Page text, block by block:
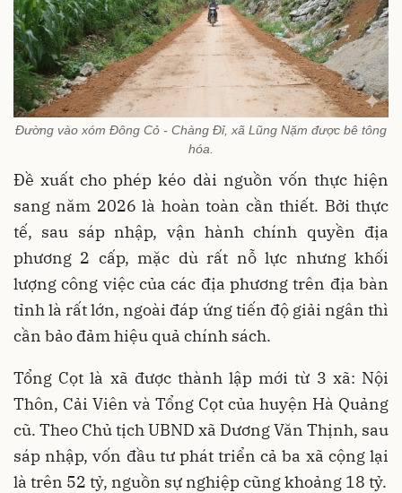
Đường vào xóm Đông Cỏ - Chàng Đỉ, xã Lũng Nặm được bê tông
hóa.
Đề xuất cho phép kéo dài nguồn vốn thực hiện
sang năm 2026 là hoàn toàn cần thiết. Bởi thực
tế, sau sáp nhập, vận hành chính quyền địa
phương 2 cấp, mặc dù rất nỗ lực nhưng khối
lượng công việc của các địa phương trên địa bàn
tỉnh là rất lớn, ngoài đáp ứng tiến độ giải ngân thì
cần bảo đảm hiệu quả chính sách.
Tổng Cọt là xã được thành lập mới từ 3 xã: Nội
Thôn, Cải Viên và Tổng Cọt của huyện Hà Quảng
cũ. Theo Chủ tịch UBND xã Dương Văn Thịnh, sau
sáp nhập, vốn đầu tư phát triển cả ba xã cộng lại
là trên 52 tỷ, nguồn sự nghiệp cũng khoảng 18 tỷ.